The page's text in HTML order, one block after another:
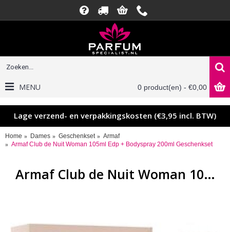
0 product(en) - €0,00
MENU
Lage verzend- en verpakkingskosten (€3,95 incl. BTW)
Home Dames Geschenkset
Armaf
Armaf Club de Nuit Woman 105ml Edp + Bodyspray 200ml Geschenkset
Armaf Club de Nuit Woman 105ml Edp + Bodyspray 200ml Geschenkset